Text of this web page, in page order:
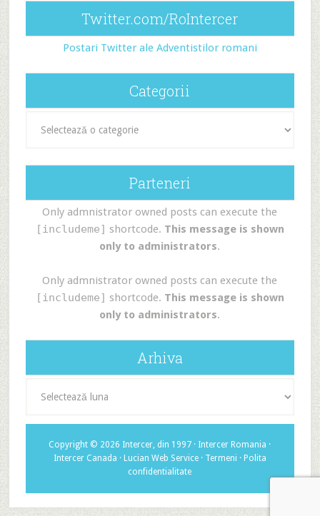
Twitter.com/RoIntercer
Postari Twitter ale Adventistilor romani
Categorii
Parteneri
Only admnistrator owned posts can execute the
[includeme] shortcode. This message is shown
only to administrators.
Only admnistrator owned posts can execute the
[includeme] shortcode. This message is shown
only to administrators.
Arhiva
Copyright © 2026 Intercer, din 1997 · Intercer Romania ·
Intercer Canada · Lucian Web Service· Termeni · Polita
confidentialitate